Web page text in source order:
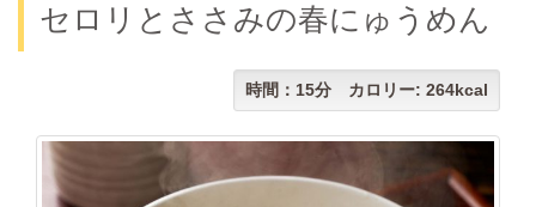
セロリとささみの春にゅうめん
時間：15分 カロリー: 264kcal